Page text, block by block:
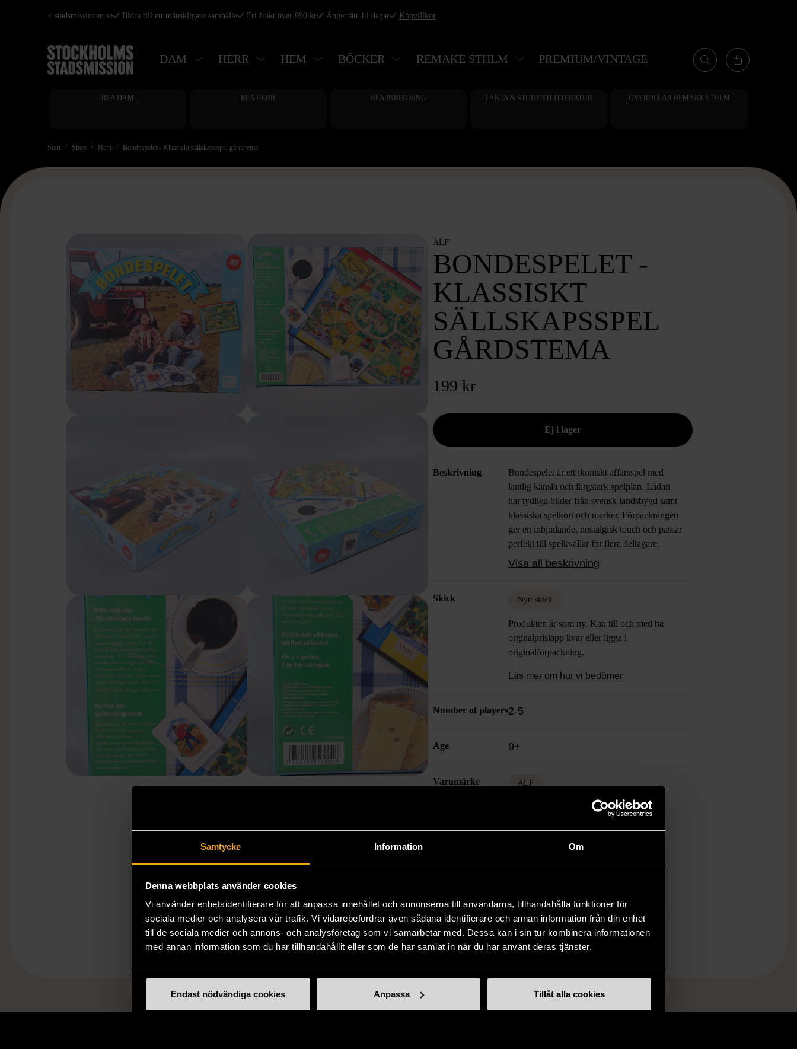
Samtycke Information Om
Denna webbplats använder cookies
Vi använder enhetsidentifierare för att anpassa innehållet och annonserna till användarna, tillhandahålla funktioner för
sociala medier och analysera vår trafik. Vi vidarebefordrar även sådana identifierare och annan information från din enhet
till de sociala medier och annons- och analysföretag som vi samarbetar med. Dessa kan i sin tur kombinera informationen
med annan information som du har tillhandahållit eller som de har samlat in när du har använt deras tjänster.
Endast nödvändiga cookies Anpassa Tillåt alla cookies
Hoppa
huvudinnehåll
< stadsmissionen.se Bidra till ett mänskligare samhälle Fri frakt över 990 kr Ångerrätt 14 dagar Köpvillkor
DAM HERR HEM BÖCKER REMAKE STHLM PREMIUM/VINTAGE
REA DAM REA HERR REA INREDNING FAKTA & STUDENTLITTERATUR ÖVERDELAR REMAKE STHLM
Start Shop Hem Bondespelet - Klassiskt sällskapsspel gårdstema
ALF
BONDESPELET -
KLASSISKT
SÄLLSKAPSSPEL
GÅRDSTEMA
199 kr
Beskrivning
Bondespelet är ett ikoniskt affärsspel med
lantlig känsla och färgstark spelplan. Lådan
har tydliga bilder från svensk landsbygd samt
klassiska spelkort och marker. Förpackningen
ger en inbjudande, nostalgisk touch och passar
perfekt till spelkvällar för flera deltagare.
Tidlös design med fokus på spelupplevelse
Visa all beskrivning
Skick Nytt skick
Produkten är som ny. Kan till och med ha
orginalprislapp kvar eller ligga i
originalförpackning.
Läs mer om hur vi bedömer
Number of players2-5
Age 9+
Varumärke ALF